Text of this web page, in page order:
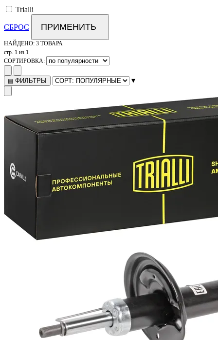
Trialli
СБРОС ПРИМЕНИТЬ
НАЙДЕНО: 3 ТОВАРА
стр. 1 из 1
СОРТИРОВКА:
▤ ФИЛЬТРЫ ▾